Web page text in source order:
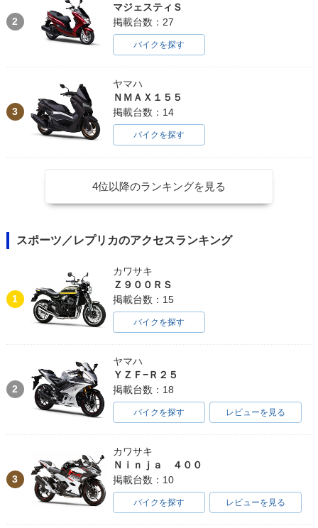
2
マジェスティＳ
掲載台数：27
バイクを探す
3
ヤマハ
ＮＭＡＸ１５５
掲載台数：14
バイクを探す
4位以降のランキングを見る
スポーツ／レプリカのアクセスランキング
1
カワサキ
Ｚ９００ＲＳ
掲載台数：15
バイクを探す
2
ヤマハ
ＹＺＦ−Ｒ２５
掲載台数：18
バイクを探す レビューを見る
3
カワサキ
Ｎｉｎｊａ ４００
掲載台数：10
バイクを探す レビューを見る